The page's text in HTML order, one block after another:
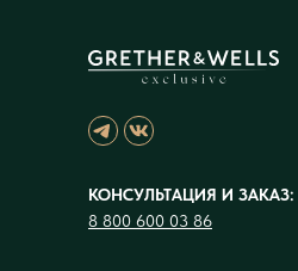
КОНСУЛЬТАЦИЯ И ЗАКАЗ:
8 800 600 03 86